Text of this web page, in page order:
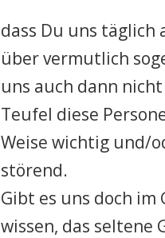
dass Du uns
über vermutlich
uns auch dann
Teufel diese
Weise wichtig und/
störend.
Gibt es uns doch
wissen, das seltene